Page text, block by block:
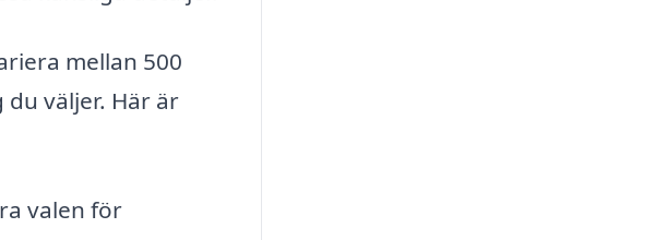
mellan 500
väljer. Här är
valen för